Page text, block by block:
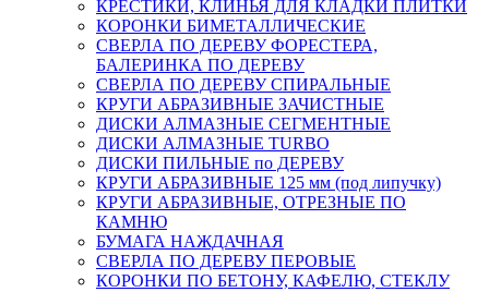
КРЕСТИКИ, КЛИНЬЯ ДЛЯ КЛАДКИ ПЛИТКИ
КОРОНКИ БИМЕТАЛЛИЧЕСКИЕ
СВЕРЛА ПО ДЕРЕВУ ФОРЕСТЕРА,
БАЛЕРИНКА ПО ДЕРЕВУ
СВЕРЛА ПО ДЕРЕВУ СПИРАЛЬНЫЕ
КРУГИ АБРАЗИВНЫЕ ЗАЧИСТНЫЕ
ДИСКИ АЛМАЗНЫЕ СЕГМЕНТНЫЕ
ДИСКИ АЛМАЗНЫЕ TURBO
ДИСКИ ПИЛЬНЫЕ по ДЕРЕВУ
КРУГИ АБРАЗИВНЫЕ 125 мм (под липучку)
КРУГИ АБРАЗИВНЫЕ, ОТРЕЗНЫЕ ПО
КАМНЮ
БУМАГА НАЖДАЧНАЯ
СВЕРЛА ПО ДЕРЕВУ ПЕРОВЫЕ
КОРОНКИ ПО БЕТОНУ, КАФЕЛЮ, СТЕКЛУ